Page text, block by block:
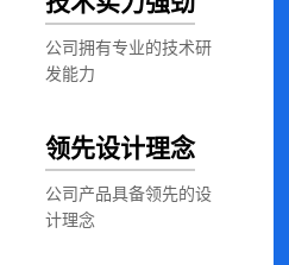
公司拥有专业的技术研
发能力
领先设计理念
公司产品具备领先的设
计理念